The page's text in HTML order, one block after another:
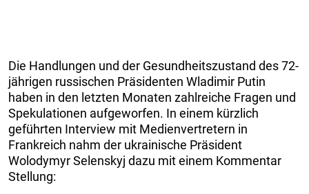
Die Handlungen und der Gesundheitszustand des 72-
jährigen russischen Präsidenten Wladimir Putin
haben in den letzten Monaten zahlreiche Fragen und
Spekulationen aufgeworfen. In einem kürzlich
geführten Interview mit Medienvertretern in
Frankreich nahm der ukrainische Präsident
Wolodymyr Selenskyj dazu mit einem Kommentar
Stellung: